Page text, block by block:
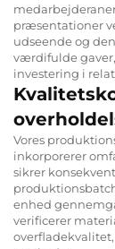
præsentationer
udseende og
værdifulde
investering i
Vores
inkorporerer
sikrer
enhed
verificerer